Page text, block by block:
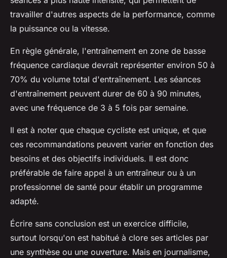
travailler d'autres aspects de la performance, comme
la puissance ou la vitesse.
En règle générale, l'entraînement en zone de basse
fréquence cardiaque devrait représenter environ 50 à
70% du volume total d'entraînement. Les séances
d'entraînement peuvent durer de 60 à 90 minutes,
avec une fréquence de 3 à 5 fois par semaine.
Il est à noter que chaque cycliste est unique, et que
ces recommandations peuvent varier en fonction des
besoins et des objectifs individuels. Il est donc
préférable de faire appel à un entraîneur ou à un
professionnel de santé pour établir un programme
adapté.
Écrire sans conclusion est un exercice difficile,
surtout lorsqu'on est habitué à clore ses articles par
une synthèse ou une ouverture. Mais en journalisme,